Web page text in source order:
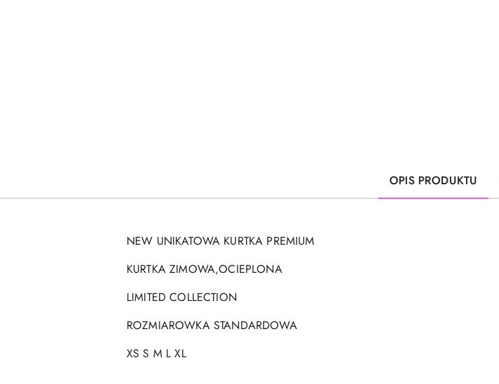
OPIS PRODUKTU
NEW UNIKATOWA KURTKA PREMIUM
KURTKA ZIMOWA,OCIEPLONA
LIMITED COLLECTION
ROZMIAROWKA STANDARDOWA
XS S M L XL